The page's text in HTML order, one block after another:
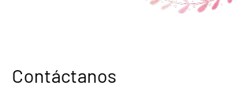
Contáctanos